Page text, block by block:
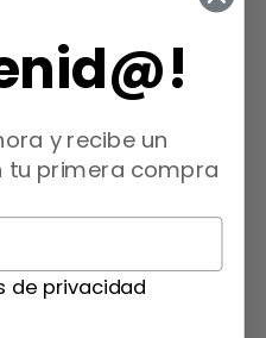
y recibe un
tu primera compra
de privacidad